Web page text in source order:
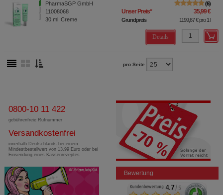
PharmaSGP GmbH
11008068
30 ml Creme
6
Unser Preis* 35,99 €
Grundpreis 1199,67 €pro 1 l
Details
pro Seite
0800-10 11 422
gebührenfreie Rufnummer
Versandkostenfrei
innerhalb Deutschlands bei einem
Mindestbestellwert von 13,99 Euro oder bei
Einsendung eines Kassenrezeptes
Bewertung